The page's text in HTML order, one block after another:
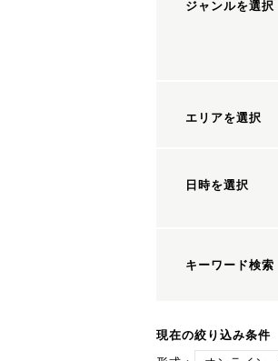
ジャンルを選択
エリアを選択
日時を選択
キーワード検索
現在の絞り込み条件